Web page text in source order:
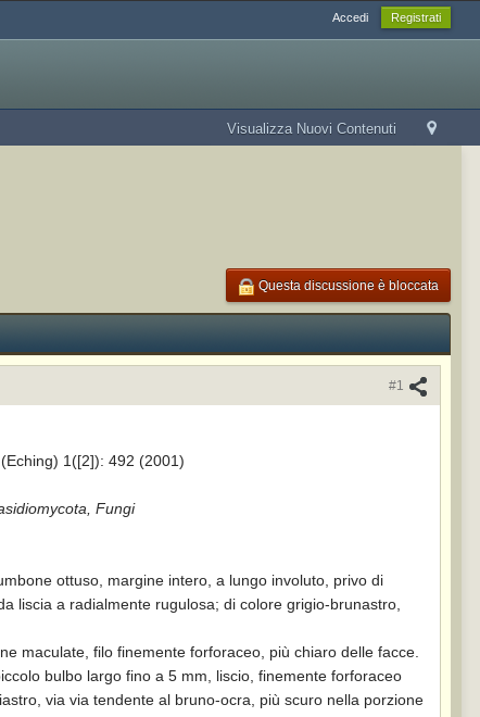
Accedi Registrati
Visualizza Nuovi Contenuti
Questa discussione è bloccata
#1
(Eching) 1([2]): 492 (2001)
Fungi
ottuso, margine intero, a lungo involuto, privo di
liscia a radialmente rugulosa; di colore grigio-brunastro,
maculate, filo finemente forforaceo, più chiaro delle facce.
bulbo largo fino a 5 mm, liscio, finemente forforaceo
via via tendente al bruno-ocra, più scuro nella porzione